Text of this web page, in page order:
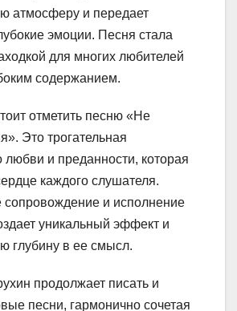
атмосферу и передает
эмоции. Песня стала
для многих любителей
содержанием.
отметить песню «Не
Это трогательная
любви и преданности, которая
каждого слушателя.
сопровождение и исполнение
уникальный эффект и
глубину в ее смысл.
продолжает писать и
песни, гармонично сочетая